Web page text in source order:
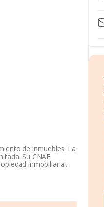
de inmuebles. La
Su CNAE
inmobiliaria'.
en 2025 ha obtenido